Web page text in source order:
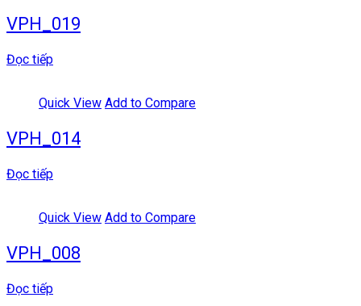
VPH_019
Đọc tiếp
Quick View Add to Compare
VPH_014
Đọc tiếp
Quick View Add to Compare
VPH_008
Đọc tiếp